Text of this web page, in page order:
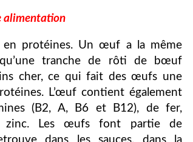
alimentation
en protéines. Un œuf a la même
tranche de rôti de bœuf
cher, ce qui fait des œufs une
L’œuf contient également
(B2, A, B6 et B12), de fer,
zinc. Les œufs font partie de